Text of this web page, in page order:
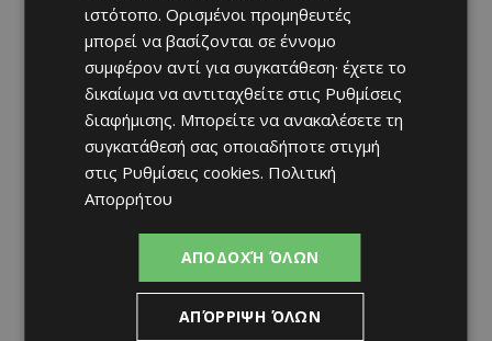
ιστότοπο. Ορισμένοι προμηθευτές
μπορεί να βασίζονται σε έννομο
συμφέρον αντί για συγκατάθεση· έχετε το
δικαίωμα να αντιταχθείτε στις Ρυθμίσεις
διαφήμισης. Μπορείτε να ανακαλέσετε τη
συγκατάθεσή σας οποιαδήποτε στιγμή
στις Ρυθμίσεις cookies. Πολιτική
Απορρήτου
ΑΠΟΔΟΧΉ ΌΛΩΝ
ΑΠΌΡΡΙΨΗ ΌΛΩΝ